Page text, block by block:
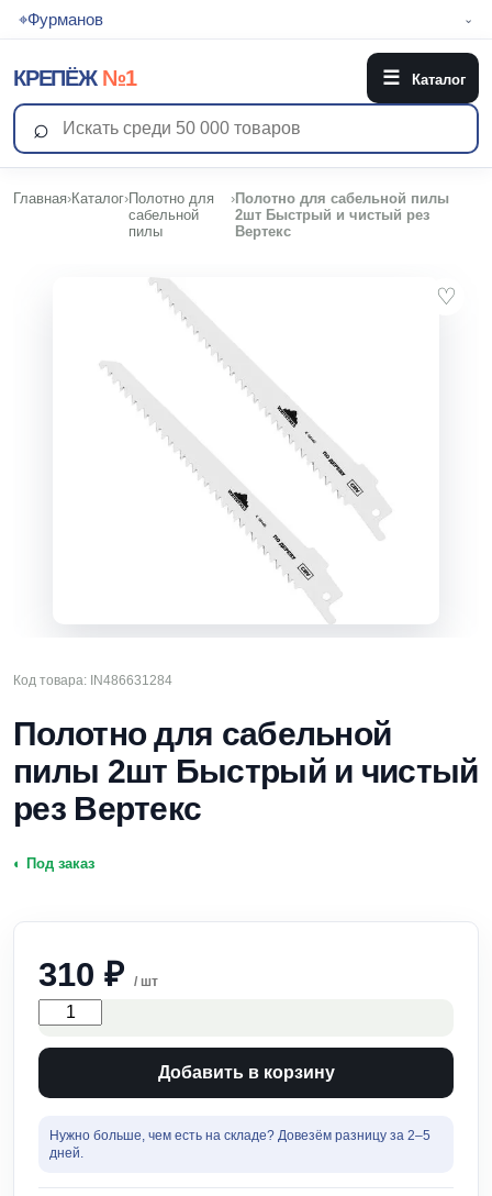
⌖Фурманов ⌄
КРЕПЁЖ №1 ☰ Каталог
⌕
Главная›Каталог›Полотно для
сабельной
пилы
›Полотно для сабельной пилы
2шт Быстрый и чистый рез
Вертекс
♡
Код товара: IN486631284
Полотно для сабельной
пилы 2шт Быстрый и чистый
рез Вертекс
◐ Под заказ
310 ₽ / шт
Количество
товара
Полотно
сабельной
2шт
Быстрый
чистый
Добавить в корзину
Нужно больше, чем есть на складе? Довезём разницу за 2–5
дней.